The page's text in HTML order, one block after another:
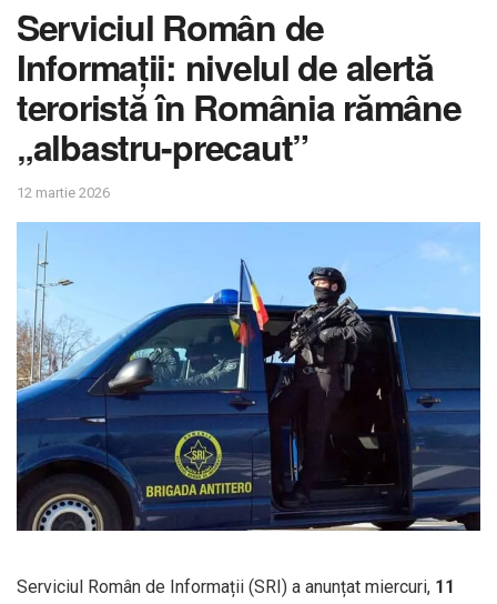
Serviciul Român de
Informații: nivelul de alertă
teroristă în România rămâne
„albastru-precaut”
12 martie 2026
Serviciul Român de Informații (SRI) a anunțat miercuri, 11